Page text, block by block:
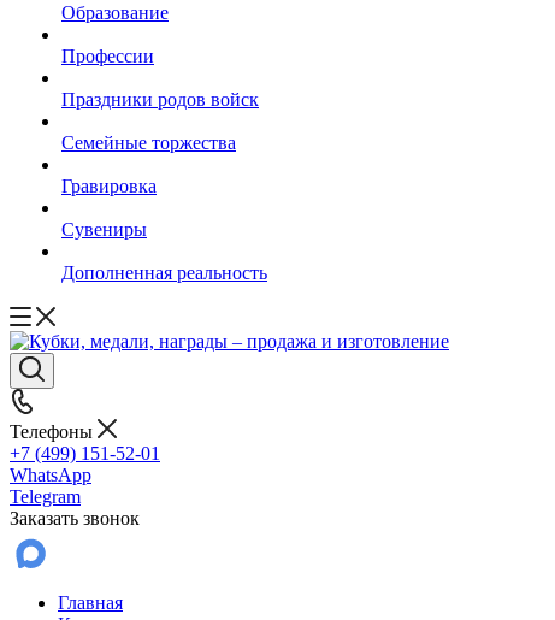
Образование
Профессии
Праздники родов войск
Семейные торжества
Гравировка
Сувениры
Дополненная реальность
Телефоны
+7 (499) 151-52-01
WhatsApp
Telegram
Заказать звонок
Главная